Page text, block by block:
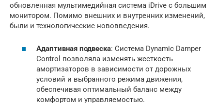
обновленная мультимедийная система iDrive с большим
монитором. Помимо внешних и внутренних изменений,
были и технологические нововведения.
Адаптивная подвеска: Система Dynamic Damper
Control позволяла изменять жесткость
амортизаторов в зависимости от дорожных
условий и выбранного режима движения,
обеспечивая оптимальный баланс между
комфортом и управляемостью.